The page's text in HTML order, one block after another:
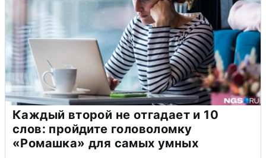
Каждый второй не отгадает и 10
слов: пройдите головоломку
«Ромашка» для самых умных